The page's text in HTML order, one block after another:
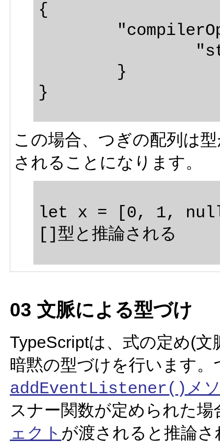
{
この場合、つぎの配列は
されることになります。
let x = [0, 1,
03 文脈による型づけ
TypeScriptは、式の定め(
暗黙の型づけを行います
addEventListener() メ
スナー関数が定められた場
ェクト が渡されると推論